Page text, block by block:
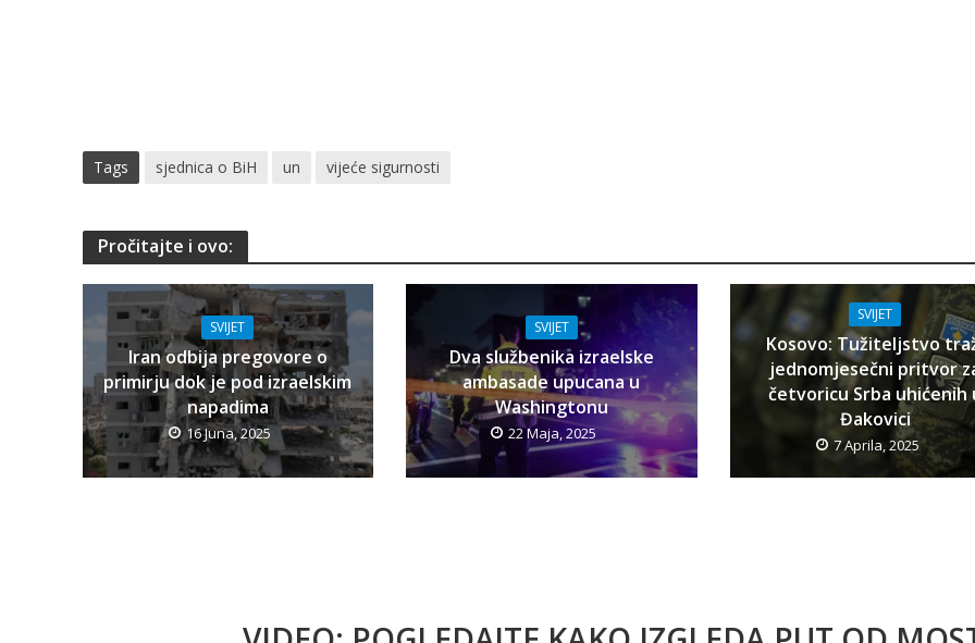
Tags sjednica o BiH un vijeće sigurnosti
Pročitajte i ovo:
SVIJET
Iran odbija pregovore o
primirju dok je pod izraelskim
napadima
16 Juna, 2025
SVIJET
Dva službenika izraelske
ambasade upucana u
Washingtonu
22 Maja, 2025
SVIJET
Kosovo: Tužiteljstvo
jednomjesečni pritvor
četvoricu Srba uhićenih
Đakovici
7 Aprila, 2025